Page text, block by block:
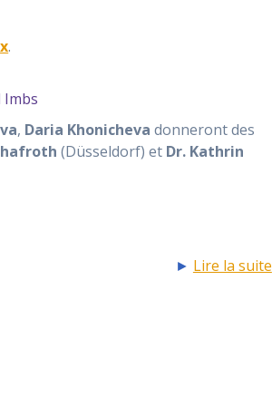
.
Imbs
, Daria Khonicheva donneront des
(Düsseldorf) et Dr. Kathrin
► Lire la suite